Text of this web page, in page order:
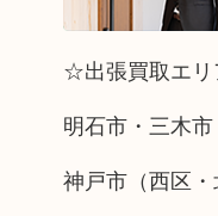
☆出張買取エ
明石市・三木
神戸市（西区・